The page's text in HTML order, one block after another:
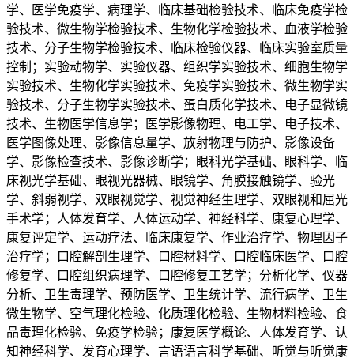
学、医学免疫学、病理学、临床基础检验技术、临床免疫学检
验技术、微生物学检验技术、生物化学检验技术、血液学检验
技术、分子生物学检验技术、临床检验仪器、临床实验室质量
控制；实验动物学、实验仪器、组织学实验技术、细胞生物学
实验技术、生物化学实验技术、免疫学实验技术、微生物学实
验技术、分子生物学实验技术、蛋白质化学技术、电子显微镜
技术、生物医学信息学；医学影像物理、电工学、电子技术、
医学图像处理、影像信息量学、放射物理与防护、影像设备
学、影像检查技术、影像诊断学；眼科光学基础、眼科学、临
床视光学基础、眼视光器械、眼镜学、角膜接触镜学、验光
学、斜弱视学、双眼视觉学、视觉神经生理学、双眼视和屈光
手术学；人体发育学、人体运动学、神经科学、康复心理学、
康复评定学、运动疗法、临床康复学、作业治疗学、物理因子
治疗学；口腔解剖生理学、口腔材料学、口腔临床医学、口腔
修复学、口腔组织病理学、口腔修复工艺学；分析化学、仪器
分析、卫生毒理学、预防医学、卫生统计学、流行病学、卫生
微生物学、空气理化检验、化质理化检验、生物材料检验、食
品毒理化检验、免疫学检验；康复医学概论、人体发育学、认
知神经科学、发育心理学、言语语言科学基础、听觉与听觉康